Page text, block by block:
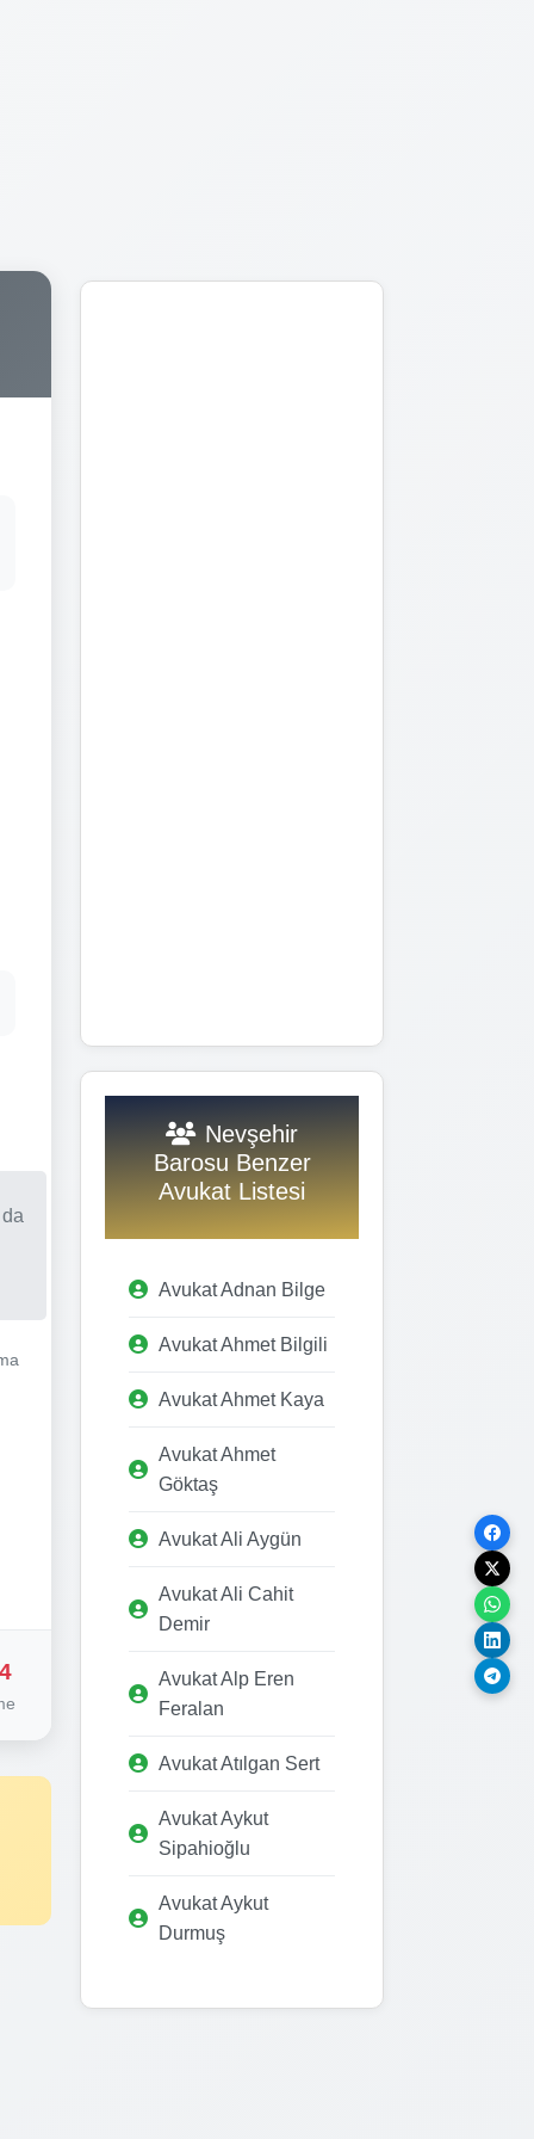
Nevşehir
Barosu Benzer
Avukat Listesi
Avukat Adnan Bilge
Avukat Ahmet Bilgili
Avukat Ahmet Kaya
Avukat Ahmet
Göktaş
Avukat Ali Aygün
Avukat Ali Cahit
Demir
Avukat Alp Eren
Feralan
Avukat Atılgan Sert
Avukat Aykut
Sipahioğlu
Avukat Aykut
Durmuş